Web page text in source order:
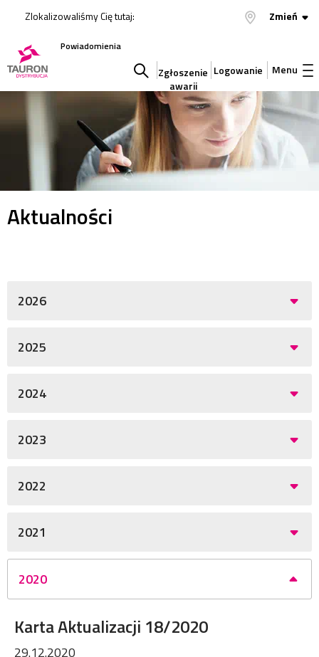
Zlokalizowaliśmy Cię tutaj: Zmień
Powiadomienia
Szukaj
w
serwisie
Zgłoszenie
awarii
Logowanie Menu
Aktualności
2026
2025
2024
2023
2022
2021
2020
Karta Aktualizacji 18/2020
29.12.2020